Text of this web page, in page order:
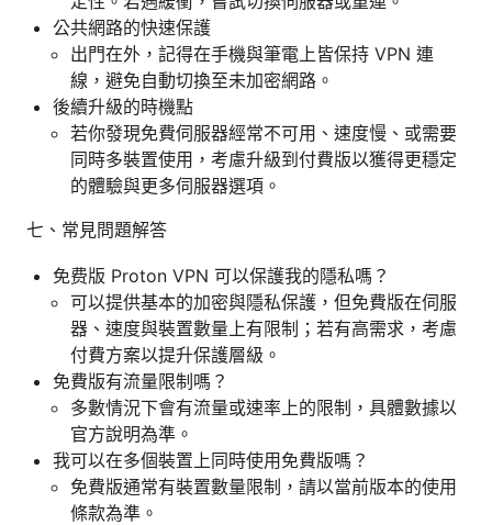
公共網路的快速保護
出門在外，記得在手機與筆電上皆保持 VPN 連
線，避免自動切換至未加密網路。
後續升級的時機點
若你發現免費伺服器經常不可用、速度慢、或需要
同時多裝置使用，考慮升級到付費版以獲得更穩定
的體驗與更多伺服器選項。
七、常見問題解答
免费版 Proton VPN 可以保護我的隱私嗎？
可以提供基本的加密與隱私保護，但免費版在伺服
器、速度與裝置數量上有限制；若有高需求，考慮
付費方案以提升保護層級。
免費版有流量限制嗎？
多數情況下會有流量或速率上的限制，具體數據以
官方說明為準。
我可以在多個裝置上同時使用免費版嗎？
免費版通常有裝置數量限制，請以當前版本的使用
條款為準。